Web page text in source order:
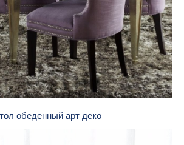
обеденный арт деко